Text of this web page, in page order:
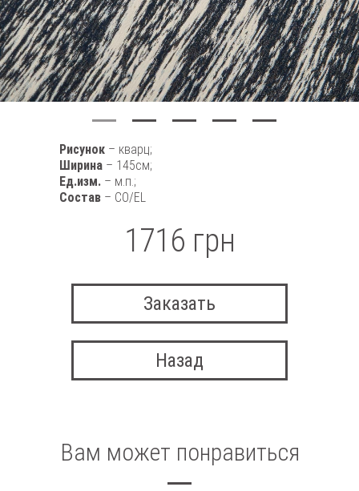
Рисунок – кварц;
Ширина – 145см;
Ед.изм. – м.п.;
Состав – CO/EL
1716 грн
Заказать
Назад
Вам может понравиться